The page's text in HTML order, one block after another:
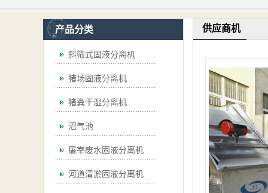
产品分类
斜筛式固液分离机
猪场固液分离机
猪粪干湿分离机
沼气池
屠宰废水固液分离机
河道清淤固液分离机
供应商机